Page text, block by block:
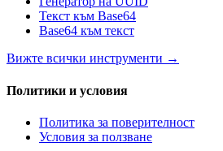
Текст към Base64
Base64 към текст
Вижте всички инструменти →
Политики и условия
Политика за поверителност
Условия за ползване